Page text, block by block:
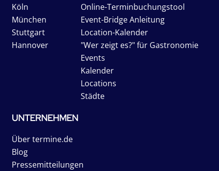
Köln
München
Stuttgart
Hannover
Online-Terminbuchungstool
Event-Bridge Anleitung
Location-Kalender
"Wer zeigt es?" für Gastronomie
Events
Kalender
Locations
Städte
UNTERNEHMEN
Über termine.de
Blog
Pressemitteilungen